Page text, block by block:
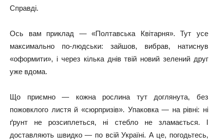
Справді.
Ось вам приклад — «Полтавська Квiтарня». Тут усе
максимально по-людськи: зайшов, вибрав, натиснув
«оформити», і через кілька днів твій новий зелений друг
уже вдома.
Що приємно — кожна рослина тут доглянута, без
пожовклого листя й «сюрпризів». Упаковка — на рівні: ні
ґрунт не розсиплеться, ні стебло не зламається. І
доставляють швидко — по всій Україні. А це, погодьтесь,